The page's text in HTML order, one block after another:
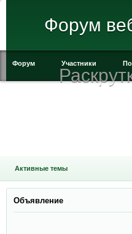
Форум
Форум Участники
Активные темы
Объявление